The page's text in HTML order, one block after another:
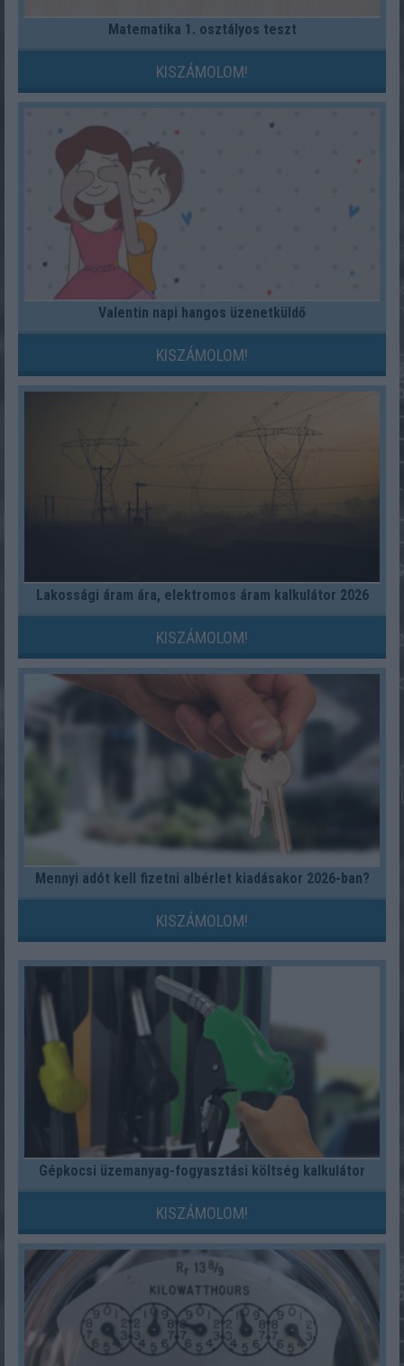
Matematika 1. osztályos teszt
KISZÁMOLOM!
Valentin napi hangos üzenetküldő
KISZÁMOLOM!
Lakossági áram ára, elektromos áram kalkulátor 2026
KISZÁMOLOM!
Mennyi adót kell fizetni albérlet kiadásakor 2026-ban?
KISZÁMOLOM!
Gépkocsi üzemanyag-fogyasztási költség kalkulátor
KISZÁMOLOM!